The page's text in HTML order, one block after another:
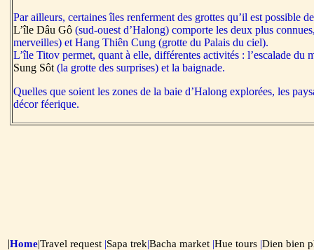
Par ailleurs, certaines îles renferment des grottes qu’il est possible
L’île Dâu Gô (sud-ouest d’Halong) comporte les deux plus
merveilles) et Hang Thiên Cung (grotte du Palais du ciel).
L’île Titov permet, quant à elle, différentes activités : l’escalade du
Sung Sôt (la grotte des surprises) et la baignade.
Quelles que soient les zones de la baie d’Halong explorées, les
décor féerique.
|Home|Travel request |Sapa trek|Bacha market |Hue tours |Dien bien